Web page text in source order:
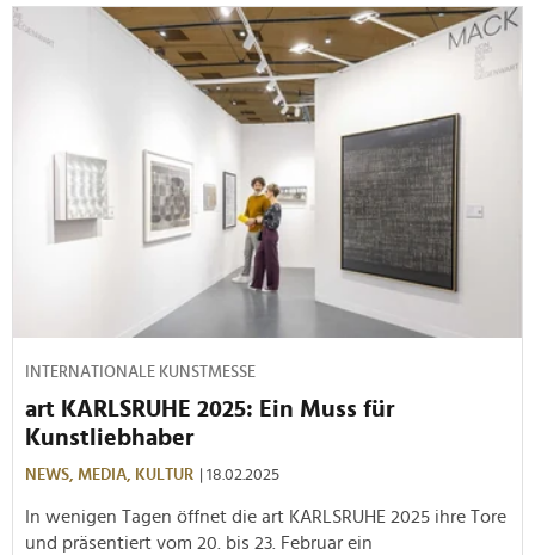
INTERNATIONALE KUNSTMESSE
art KARLSRUHE 2025: Ein Muss für
Kunstliebhaber
NEWS, MEDIA, KULTUR | 18.02.2025
In wenigen Tagen öffnet die art KARLSRUHE 2025 ihre Tore
und präsentiert vom 20. bis 23. Februar ein